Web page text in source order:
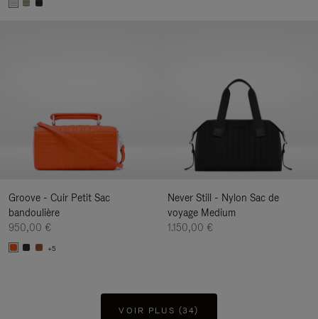
Groove - Cuir Petit Sac
bandoulière
950,00 €
+5
Never Still - Nylon Sac de
voyage Medium
1.150,00 €
VOIR PLUS (34)